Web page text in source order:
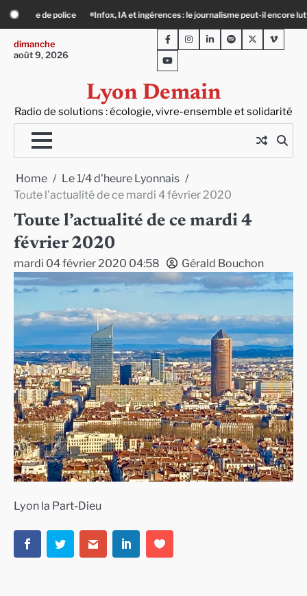
Skip
content
: le journalisme peut-il encore lutter ? Précarité, canicule, solitude :
dimanche
août 9, 2026
Lyon Demain
Radio de solutions : écologie, vivre-ensemble et solidarité
FacebookInstagram
LinkedInSpotifyTwitterViméo
Youtube
Home
Le 1/4 d'heure Lyonnais
Toute l’actualité de ce mardi 4 février 2020
Toute l’actualité de ce mardi 4
février 2020
mardi 04 février 2020 04:58 Gérald Bouchon
Lyon la Part-Dieu